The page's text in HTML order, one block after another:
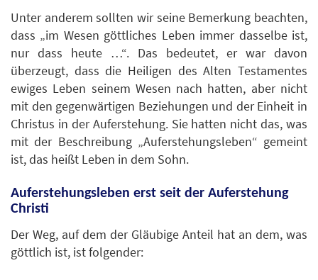
Unter anderem sollten wir seine Bemerkung beachten,
dass „im Wesen göttliches Leben immer dasselbe ist,
nur dass heute …“. Das bedeutet, er war davon
überzeugt, dass die Heiligen des Alten Testamentes
ewiges Leben seinem Wesen nach hatten, aber nicht
mit den gegenwärtigen Beziehungen und der Einheit in
Christus in der Auferstehung. Sie hatten nicht das, was
mit der Beschreibung „Auferstehungsleben“ gemeint
ist, das heißt Leben in dem Sohn.
Auferstehungsleben erst seit der Auferstehung
Christi
Der Weg, auf dem der Gläubige Anteil hat an dem, was
göttlich ist, ist folgender: